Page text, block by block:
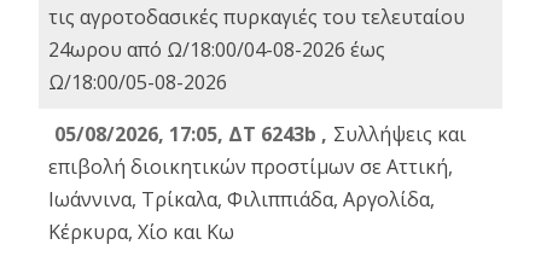
τις αγροτοδασικές πυρκαγιές του τελευταίου
24ωρου από Ω/18:00/04-08-2026 έως
Ω/18:00/05-08-2026
05/08/2026, 17:05, ΔΤ 6243b , Συλλήψεις και
επιβολή διοικητικών προστίμων σε Αττική,
Ιωάννινα, Τρίκαλα, Φιλιππιάδα, Αργολίδα,
Κέρκυρα, Χίο και Κω